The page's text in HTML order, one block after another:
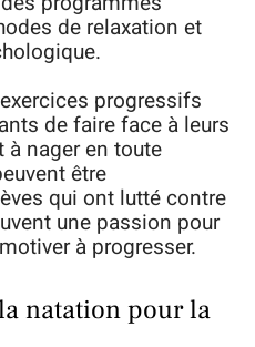
de relaxation et
progressifs
de faire face à leurs
à nager en toute
être
qui ont lutté contre
une passion pour
à progresser.
natation pour la